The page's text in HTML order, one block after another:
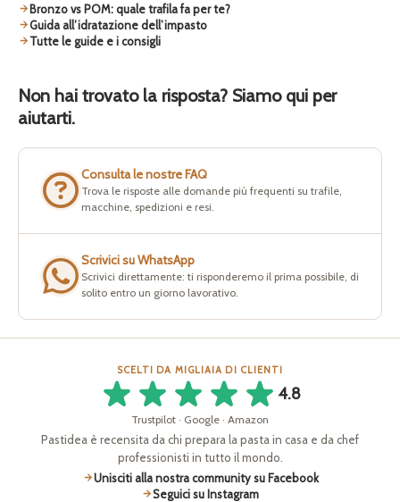
Bronzo vs POM: quale trafila fa per te?
Guida all’idratazione dell’impasto
Tutte le guide e i consigli
Non hai trovato la risposta? Siamo qui per
aiutarti.
Consulta le nostre FAQ
Trova le risposte alle domande più frequenti su trafile,
macchine, spedizioni e resi.
Scrivici su WhatsApp
Scrivici direttamente: ti risponderemo il prima possibile, di
solito entro un giorno lavorativo.
SCELTI DA MIGLIAIA DI CLIENTI
4.8
Trustpilot · Google · Amazon
Pastidea è recensita da chi prepara la pasta in casa e da chef
professionisti in tutto il mondo.
Unisciti alla nostra community su Facebook
Seguici su Instagram